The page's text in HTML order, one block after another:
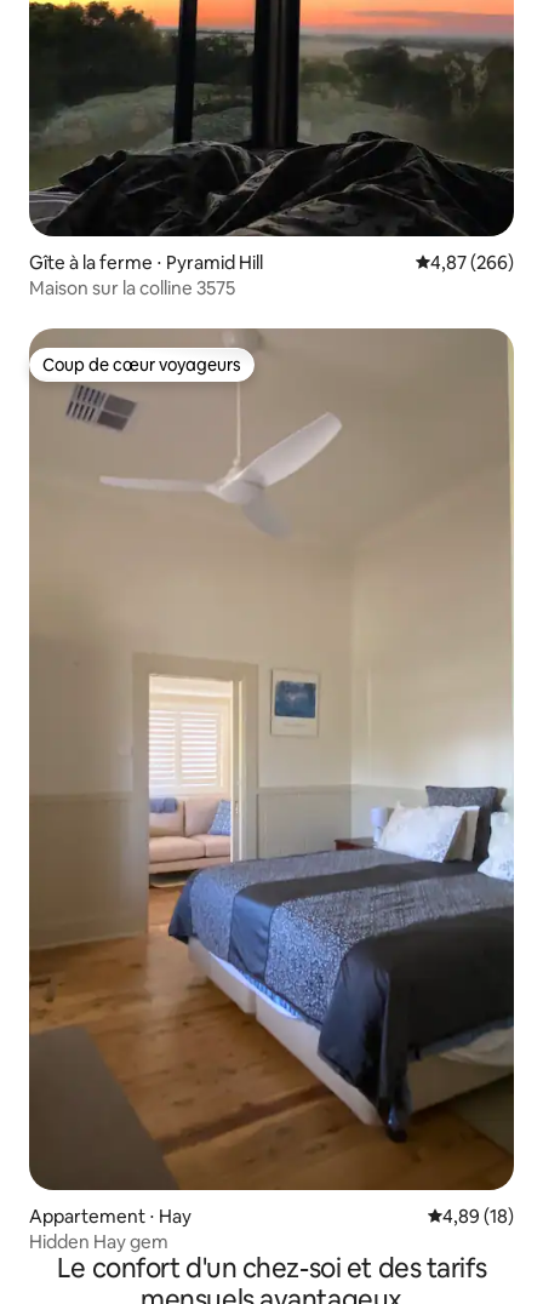
Gîte à la ferme ⋅ Pyramid Hill Évaluation
4,87 (266)
Maison sur la colline 3575
Coup de cœur voyageurs
Coup de cœur voyageurs
Appartement ⋅ Hay Évaluation
4,89 (18)
Hidden Hay gem
Le confort d'un chez-soi et des tarifs